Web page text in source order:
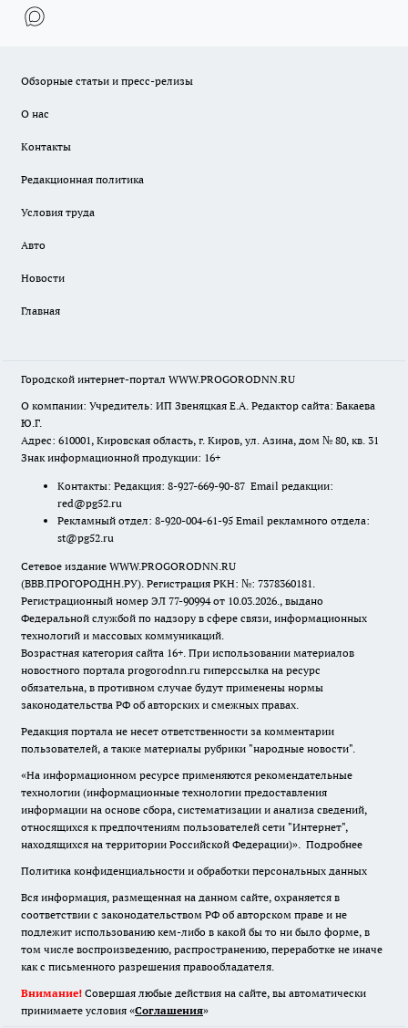
Обзорные статьи и пресс-релизы
О нас
Контакты
Редакционная политика
Условия труда
Авто
Новости
Главная
Городской интернет-портал WWW.PROGORODNN.RU
О компании: Учредитель: ИП Звеняцкая Е.А. Редактор сайта: Бакаева
Ю.Г.
Адрес: 610001, Кировская область, г. Киров, ул. Азина, дом № 80, кв. 31
Знак информационной продукции: 16+
Контакты: Редакция: 8-927-669-90-87 Email редакции:
red@pg52.ru
Рекламный отдел: 8-920-004-61-95 Email рекламного отдела:
st@pg52.ru
Сетевое издание WWW.PROGORODNN.RU
(ВВВ.ПРОГОРОДНН.РУ). Регистрация РКН: №: 7378360181.
Регистрационный номер ЭЛ 77-90994 от 10.03.2026., выдано
Федеральной службой по надзору в сфере связи, информационных
технологий и массовых коммуникаций.
Возрастная категория сайта 16+. При использовании материалов
новостного портала progorodnn.ru гиперссылка на ресурс
обязательна, в противном случае будут применены нормы
законодательства РФ об авторских и смежных правах.
Редакция портала не несет ответственности за комментарии
пользователей, а также материалы рубрики "народные новости".
«На информационном ресурсе применяются рекомендательные
технологии (информационные технологии предоставления
информации на основе сбора, систематизации и анализа сведений,
относящихся к предпочтениям пользователей сети "Интернет",
находящихся на территории Российской Федерации)». Подробнее
Политика конфиденциальности и обработки персональных данных
Вся информация, размещенная на данном сайте, охраняется в
соответствии с законодательством РФ об авторском праве и не
подлежит использованию кем-либо в какой бы то ни было форме, в
том числе воспроизведению, распространению, переработке не иначе
как с письменного разрешения правообладателя.
Внимание! Совершая любые действия на сайте, вы автоматически
принимаете условия «Cоглашения»